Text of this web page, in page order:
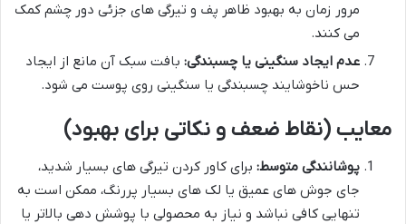
مرور زمان به بهبود ظاهر پف و تیرگی های جزئی دور چشم کمک
می کنند.
عدم ایجاد سنگینی یا چسبندگی: بافت سبک آن مانع از ایجاد
حس ناخوشایند چسبندگی یا سنگینی روی پوست می شود.
معایب (نقاط ضعف و نکاتی برای بهبود)
پوشانندگی متوسط: برای کاور کردن تیرگی های بسیار شدید،
جای جوش های عمیق یا لک های بسیار پررنگ، ممکن است به
تنهایی کافی نباشد و نیاز به محصولی با پوشش دهی بالاتر یا